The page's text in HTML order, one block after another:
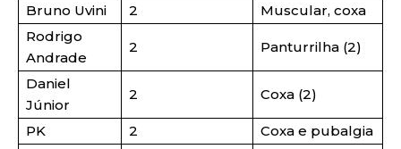
Bruno Uvini
2
Muscular, coxa
Rodrigo
Andrade
2 Panturrilha (2)
Daniel
Júnior
2 Coxa (2)
PK 2
Coxa e pubalgia